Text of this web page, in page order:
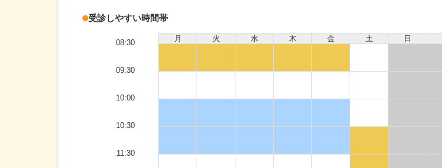
受診しやすい時間帯
月 火 水 木 金 土 日
08:30
09:30
10:00
10:30
11:30